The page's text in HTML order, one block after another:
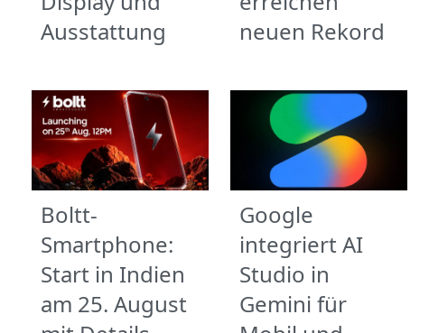
Ausstattung
neuen Rekord
Boltt-
Smartphone:
Start in Indien
am 25. August
Google
integriert AI
Studio in
Gemini für